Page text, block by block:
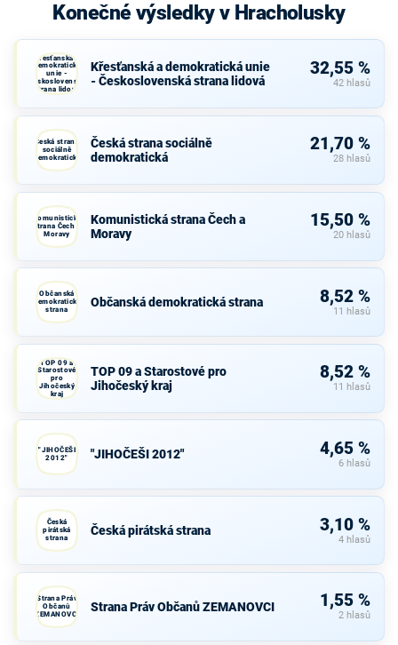
Konečné výsledky v Hracholusky
Křesťanská a
demokratická
unie -
Československá
strana lidová
Křesťanská a demokratická unie
- Československá strana lidová
32,55 %
42 hlasů
Česká strana
sociálně
demokratická
Česká strana sociálně
demokratická
21,70 %
28 hlasů
Komunistická
strana Čech a
Moravy
Komunistická strana Čech a
Moravy
15,50 %
20 hlasů
Občanská
demokratická
strana
Občanská demokratická strana 8,52 %
11 hlasů
TOP 09 a
Starostové
pro
Jihočeský
kraj
TOP 09 a Starostové pro
Jihočeský kraj
8,52 %
11 hlasů
"JIHOČEŠI
2012"
"JIHOČEŠI 2012" 4,65 %
6 hlasů
Česká
pirátská
strana
Česká pirátská strana 3,10 %
4 hlasů
Strana Práv
Občanů
ZEMANOVCI
Strana Práv Občanů ZEMANOVCI 1,55 %
2 hlasů